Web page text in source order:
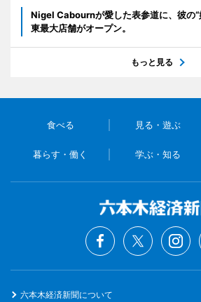
Nigel Cabournが愛した表参道に、彼の“
東最大店舗がオープン。
もっと見る
食べる 見る・遊ぶ
暮らす・働く 学ぶ・知る
六本木経済新聞について